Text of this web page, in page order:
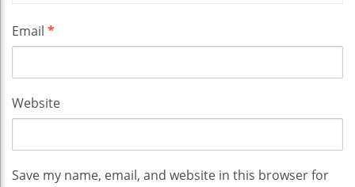
Email *
Website
Save my name, email, and website in this browser for